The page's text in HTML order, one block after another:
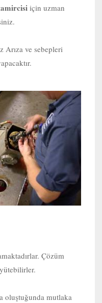
için uzman
Arıza ve sebepleri
Çözüm
oluştuğunda mutlaka